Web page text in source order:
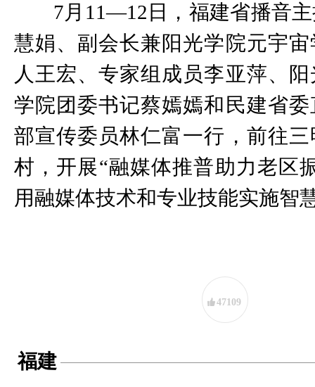
7月11—12日，福建省播音
慧娟、副会长兼阳光学院元宇
人王宏、专家组成员李亚萍、
学院团委书记蔡嫣嫣和民建省
部宣传委员林仁富一行，前往
村，开展“融媒体推普助力老区
用融媒体技术和专业技能实施智
47109
福建